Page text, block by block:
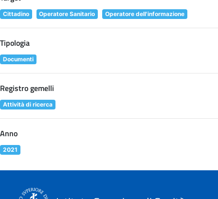
Cittadino Operatore Sanitario Operatore dell'informazione
Tipologia
Documenti
Registro gemelli
Attività di ricerca
Anno
2021